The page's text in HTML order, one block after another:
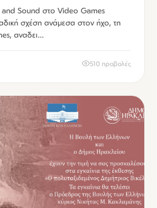
and Sound στο Video Games
σχέση ανάμεσα στον ήχο, τη
αναδει…
510 προβολές